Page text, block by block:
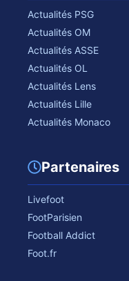
Actualités PSG
Actualités OM
Actualités ASSE
Actualités OL
Actualités Lens
Actualités Lille
Actualités Monaco
Partenaires
Livefoot
FootParisien
Football Addict
Foot.fr